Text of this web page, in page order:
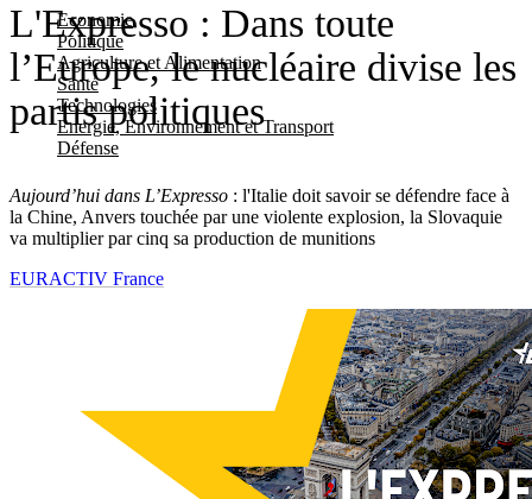
Economie
Politique
Agriculture et Alimentation
Santé
Technologies
Energie, Environnement et Transport
Défense
L'Expresso : Dans toute
l’Europe, le nucléaire divise les
partis politiques
Aujourd’hui dans L’Expresso : l'Italie doit savoir se défendre face à
la Chine, Anvers touchée par une violente explosion, la Slovaquie
va multiplier par cinq sa production de munitions
EURACTIV France